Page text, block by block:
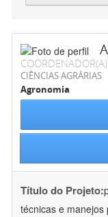
COORDENADOR(A)
CIÊNCIAS AGRÁRIAS
Agronomia
Título do Projeto:
técnicas e